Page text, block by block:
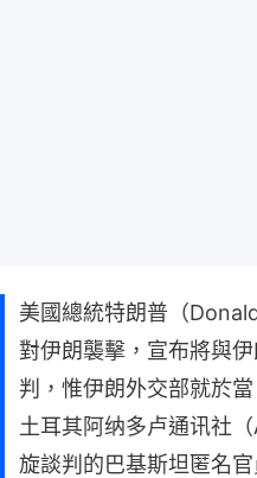
美國總統特朗普（
對伊朗襲擊，宣布將與
判，惟伊朗外交部就於
土耳其阿纳多卢通讯社
旋談判的巴基斯坦匿名